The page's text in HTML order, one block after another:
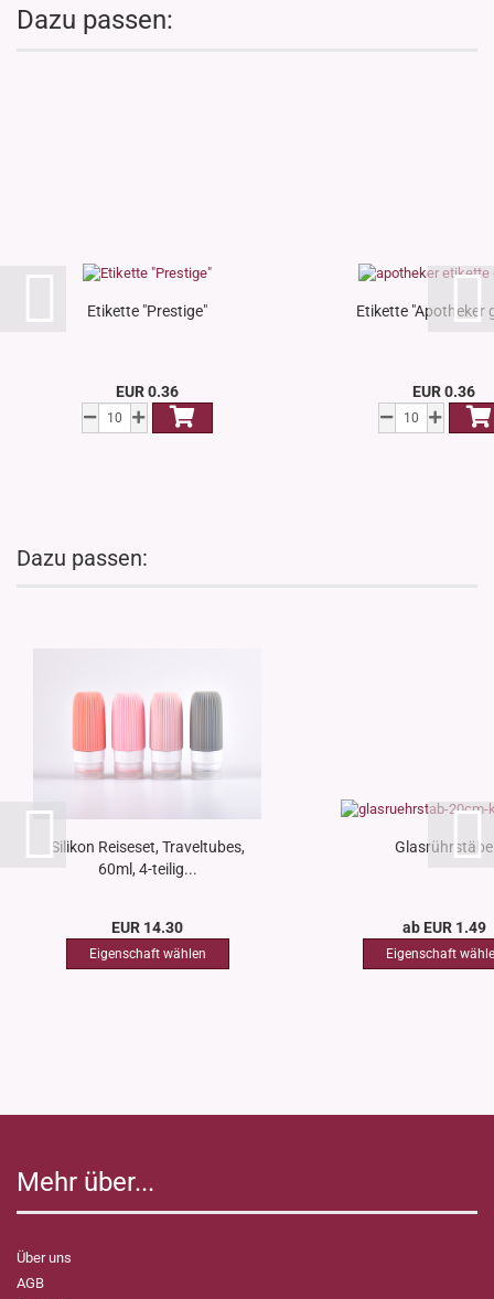
Dazu passen:
Etikette "Prestige"
EUR 0.36
Etikette "Apotheker
EUR 0.36
Dazu passen:
Silikon Reiseset, Traveltubes,
60ml, 4-teilig...
EUR 14.30
Glasrührstäbe
ab EUR 1.49
Mehr über...
Über uns
AGB